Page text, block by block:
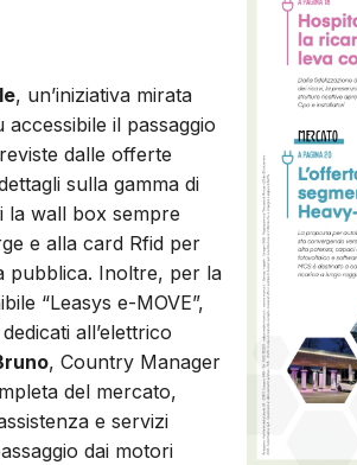
, un’iniziativa mirata
il passaggio
dalle offerte
sulla gamma di
la wall box sempre
e alla card Rfid per
pubblica. Inoltre, per la
“Leasys e-MOVE”,
all’elettrico
, Country Manager
del mercato,
e servizi
dai motori